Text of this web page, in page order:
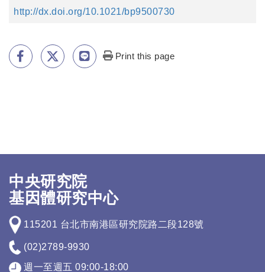
http://dx.doi.org/10.1021/bp9500730
Print this page
中央研究院
基因體研究中心
115201 台北市南港區研究院路二段128號
(02)2789-9930
週一至週五 09:00-18:00